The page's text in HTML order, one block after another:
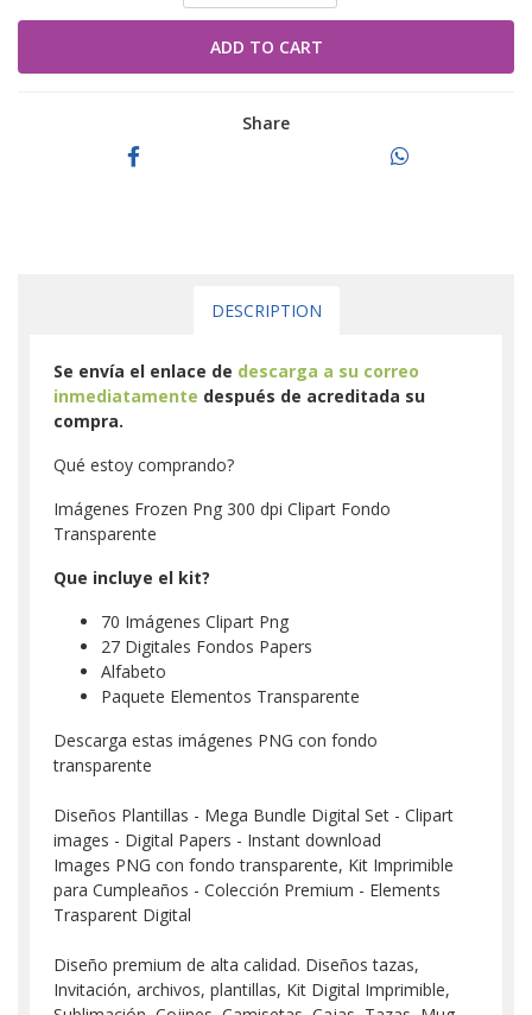
Share
DESCRIPTION
Se envía el enlace de descarga a su correo
inmediatamente después de acreditada su
compra.
Qué estoy comprando?
Imágenes Frozen Png 300 dpi Clipart Fondo
Transparente
Que incluye el kit?
70 Imágenes Clipart Png
27 Digitales Fondos Papers
Alfabeto
Paquete Elementos Transparente
Descarga estas imágenes PNG con fondo
transparente
Diseños Plantillas - Mega Bundle Digital Set - Clipart
images - Digital Papers - Instant download
Images PNG con fondo transparente, Kit Imprimible
para Cumpleaños - Colección Premium - Elements
Trasparent Digital
Diseño premium de alta calidad. Diseños tazas,
Invitación, archivos, plantillas, Kit Digital Imprimible,